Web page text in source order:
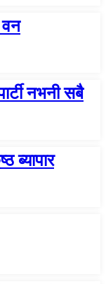
वन
नभनी सबै
ब्यापार